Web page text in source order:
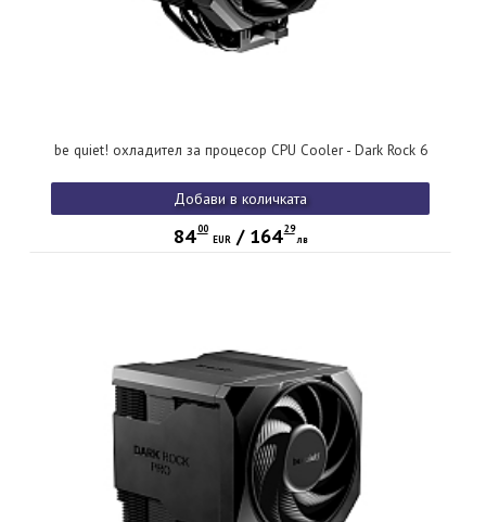
be quiet! охладител за процесор CPU Cooler - Dark Rock 6
Добави в количката
84 00
EUR/ 164 29
лв